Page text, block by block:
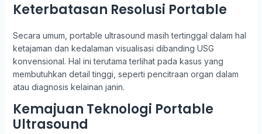
Keterbatasan Resolusi Portable
Secara umum, portable ultrasound masih tertinggal dalam hal
ketajaman dan kedalaman visualisasi dibanding USG
konvensional. Hal ini terutama terlihat pada kasus yang
membutuhkan detail tinggi, seperti pencitraan organ dalam
atau diagnosis kelainan janin.
Kemajuan Teknologi Portable
Ultrasound